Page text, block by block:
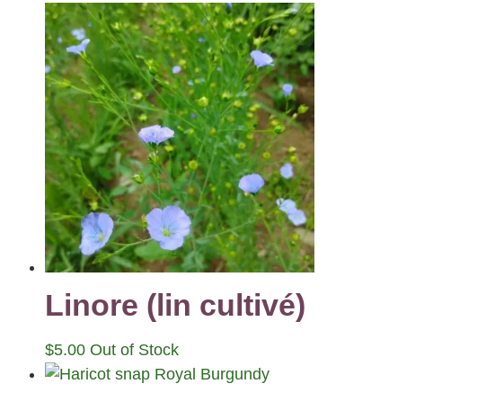
Linore (lin cultivé)
$5.00 Out of Stock